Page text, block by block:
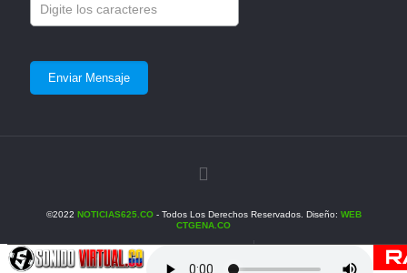
©2022 NOTICIAS625.CO- Todos Los Derechos Reservados. Diseño: WEB
CTGENA.CO